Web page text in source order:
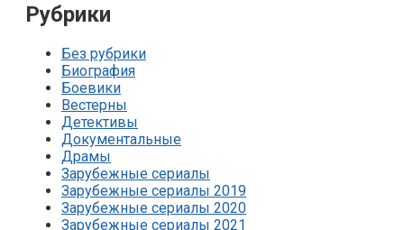
Рубрики
Без рубрики
Биография
Боевики
Вестерны
Детективы
Документальные
Драмы
Зарубежные сериалы
Зарубежные сериалы 2019
Зарубежные сериалы 2020
Зарубежные сериалы 2021